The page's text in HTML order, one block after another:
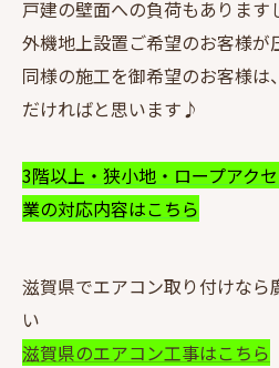
戸建の壁面への負荷もありま
外機地上設置ご希望のお客様が
同様の施工を御希望のお客様
だければと思います♪
3階以上・狭小地・ロープアク
業の対応内容はこちら
滋賀県でエアコン取り付けなら
い
滋賀県のエアコン工事はこちら